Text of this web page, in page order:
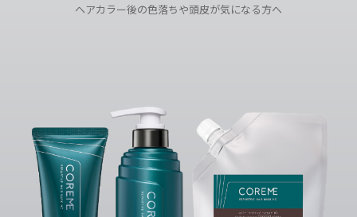
ヘアカラー後の色落ちや頭皮が気になる方へ